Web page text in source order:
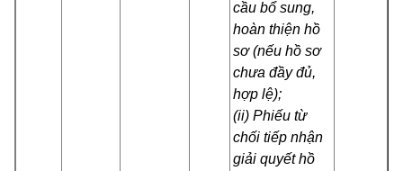
cầu bổ sung,
hoàn thiện hồ
sơ (nếu hồ sơ
chưa đầy đủ,
hợp lệ);
(ii) Phiếu từ
chối tiếp nhận
giải quyết hồ